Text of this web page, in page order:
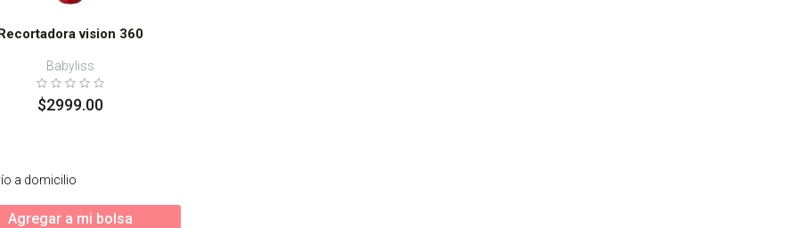
vision 360
Babyliss
$2999.00
a domicilio
Agregar a mi bolsa